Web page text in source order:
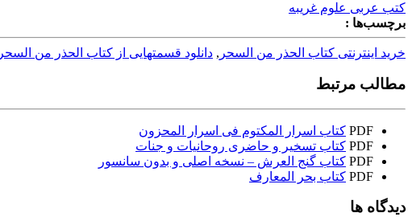
کتب عربی علوم غریبه
برچسب‌ها :
خرید اینترنتی کتاب الحذر من السحر , دانلود قسمتهایی از کتاب الحذر من السحر
مطالب مرتبط
PDF کتاب اسرار المکتوم فی اسرار المحزون
PDF کتاب تسخیر و حاضری روحانیات و جنات
PDF کتاب گنج العرش – نسخه اصلی و بدون سانسور
PDF کتاب بحر المعارف
دیدگاه ها